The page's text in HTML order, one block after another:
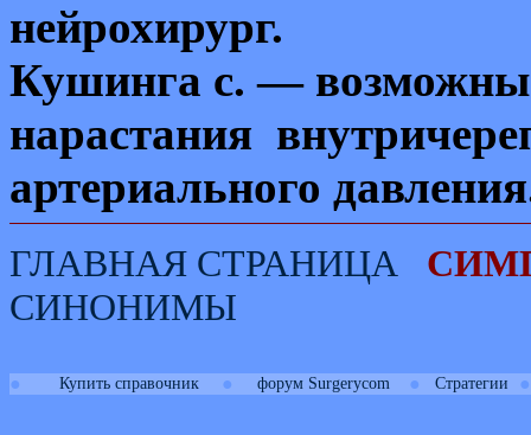
нейрохирург.
Кушинга с. —
нарастания
артериального
ГЛАВНАЯ СТРАНИЦА
СИНОНИМЫ
● Купить справочник ● форум Surgerycom ● Стратегии ●